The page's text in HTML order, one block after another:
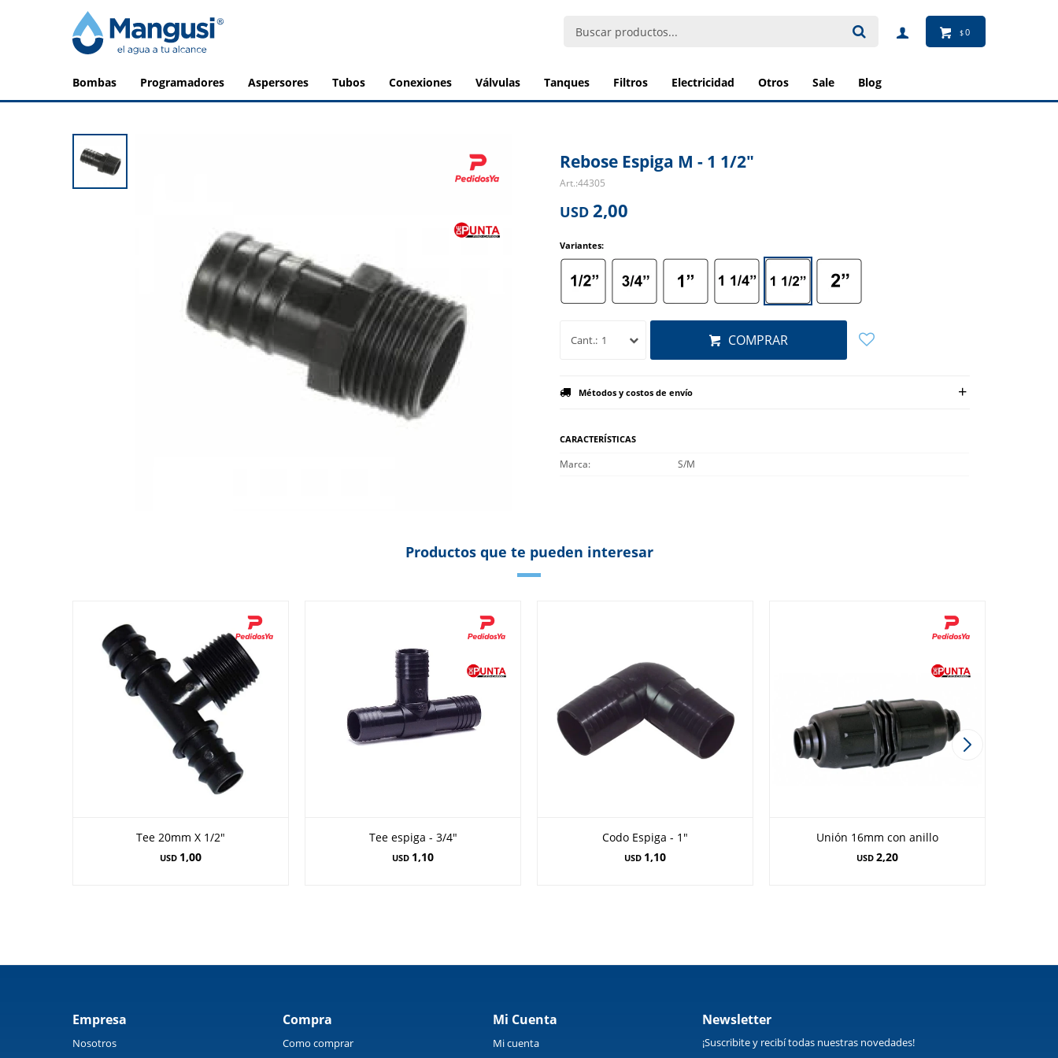
bombas programadores aspersores tubos conexiones válvulas tanques filtros electricidad otros sale blog
$0
Rebose Espiga M - 1 1/2"
44305
USD 2,00
Variantes:
1 COMPRAR
Métodos y costos de envío
CARACTERÍSTICAS
Marca S/M
Productos que te pueden interesar
Tee 20mm X 1/2"
USD 1,00
Tee espiga - 3/4"
USD 1,10
Codo Espiga - 1"
USD 1,10
Unión 16mm con anillo
USD 2,20
Empresa
Nosotros
Compra
Como comprar
Mi Cuenta
Mi cuenta
Newsletter
¡Suscribite y recibí todas nuestras novedades!